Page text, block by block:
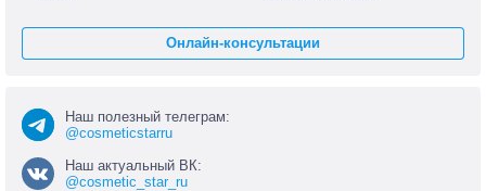
Онлайн-консультации
Наш полезный телеграм:
@cosmeticstarru
Наш актуальный ВК:
@cosmetic_star_ru